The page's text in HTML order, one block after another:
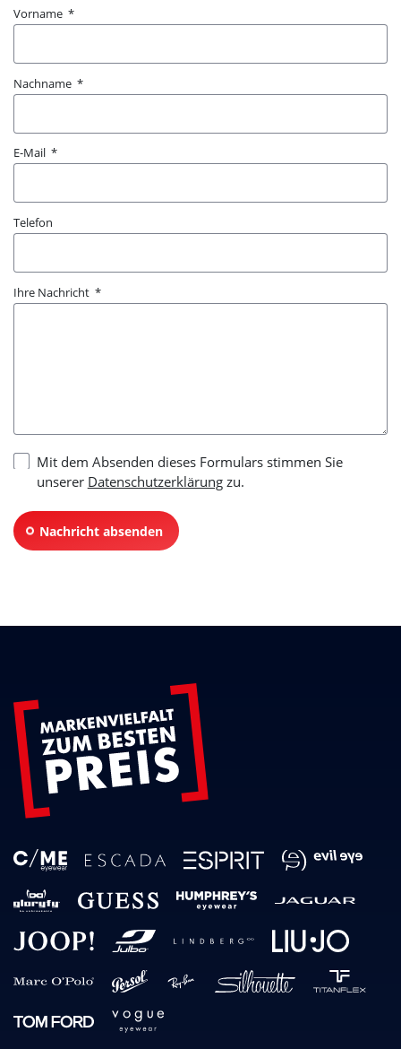
Vorname
Nachname
E-Mail
Telefon
Ihre Nachricht
Mit dem Absenden dieses Formulars stimmen Sie
unserer Datenschutzerklärungzu.
Nachricht absenden